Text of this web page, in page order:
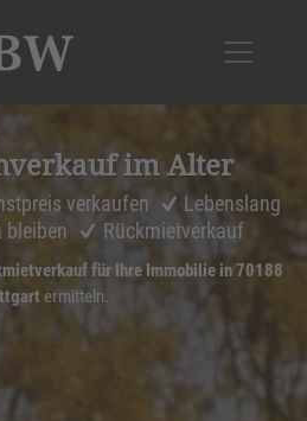
im Alter
verkaufen
Lebenslang
bleiben
Rückmietverkauf
für Ihre Immobilie in 70188
ermitteln.